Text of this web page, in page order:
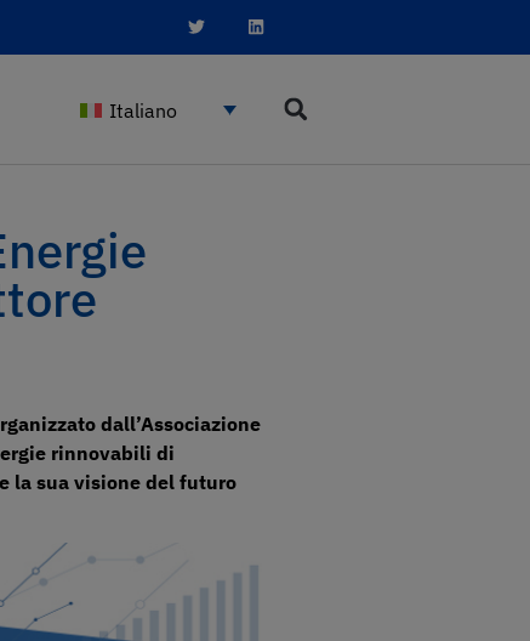
Italiano
dall’Associazione
rinnovabili di
la sua visione del futuro